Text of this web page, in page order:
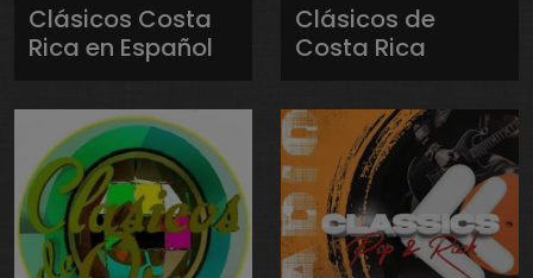
Clásicos Costa
Rica en Español
Clásicos de
Costa Rica